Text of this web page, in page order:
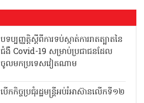
បទប្បញ្ញត្តិស្តីពីការទប់ស្កាត់ការរាតត្បាតនៃ
ជំងឺ Covid-19 សម្រាប់ប្រជាជនដែល
ចូលមកប្រទេសវៀតណាម
បើកកិច្ចប្រជុំរដ្ឋមន្ត្រីអប់រំអាស៊ានលើកទី១២